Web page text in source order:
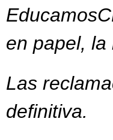
en papel,
Las
definitiva.